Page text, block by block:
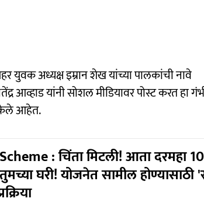
युवक अध्यक्ष इम्रान शेख यांच्या पालकांची नावे
आव्हाड यांनी सोशल मीडियावर पोस्ट करत हा
आहेत.
: चिंता मिटली! आता दरमहा
घरी! योजनेत सामील होण्यासाठी